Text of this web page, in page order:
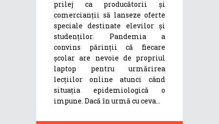
prilej ca producătorii și
comercianții să lanseze oferte
speciale destinate elevilor și
studenților. Pandemia a
convins părinții că fiecare
școlar are nevoie de propriul
laptop pentru urmărirea
lecțiilor online atunci când
situația epidemiologică o
impune. Dacă în urmă cu ceva